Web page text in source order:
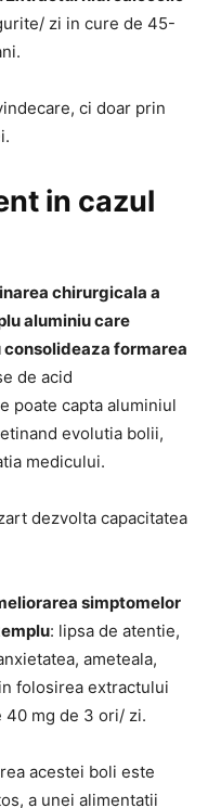
zi in cure de 45-
ci doar prin
in cazul
chirurgicala a
aluminiu care
formarea
de acid
poate capta aluminiul
evolutia bolii,
medicului.
dezvolta capacitatea
simptomelor
: lipsa de atentie,
ameteala,
folosirea extractului
40 mg de 3 ori/ zi.
acestei boli este
a unei alimentatii